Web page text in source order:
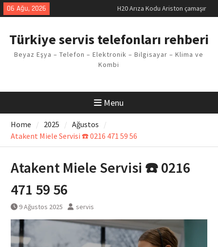
Skip
to
06 Ağu, 2026
LG kombi E2 Arızası Çözümü
Vaillant çamaşır makinesi E03
Arıza Kodu
Ferroli klima E3 Arızası Çözümü
Türkiye servis telefonları rehberi
Beyaz Eşya – Telefon – Elektronik – Bilgisayar – Klima ve
Kombi
Menu
Home 2025
Ağustos
Atakent Miele Servisi ☎️ 0216 471 59 56
Atakent Miele Servisi ☎️ 0216
471 59 56
9 Ağustos 2025 servis